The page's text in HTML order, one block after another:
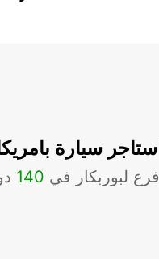
استاجر سيارة
فرع لبوربكار في 140